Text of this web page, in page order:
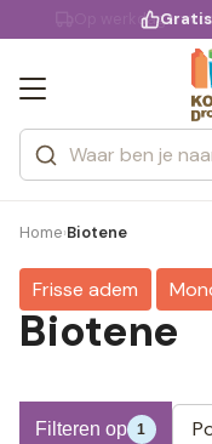
Zoeken
Categorieën
Merken
Home›Biotene
Frisse adem
Biotene
Filteren op 1